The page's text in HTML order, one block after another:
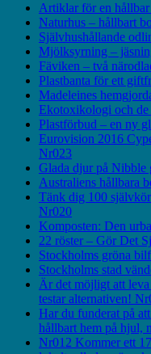
Artiklar för en
Naturhus – hållbart
Självhushållande
Mjölksyrning –
Fäviken – två
Plastbanta för ett
Madeleines
Ekotoxikologi och
Plastförbud – en ny
Eurovision 2016
Nr023
Glada djur på Nibble
Australiens hållbara
Tänk dig 100
Nr020
Komposten: Den
22 röster – Gör Det
Stockholms gröna
Stockholms stad
Är det möjligt att
testar alternativen!
Har du funderat på
hållbart hem på hjul,
Nr012 Kommer ett